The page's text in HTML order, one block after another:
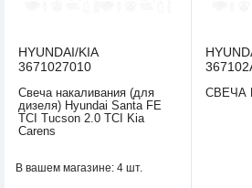
HYUNDAI/KIA
3671027010
Свеча накаливания (для
дизеля) Hyundai Santa FE
TCI Tucson 2.0 TCI Kia
Carens
В вашем магазине: 4 шт.
СВЕЧА